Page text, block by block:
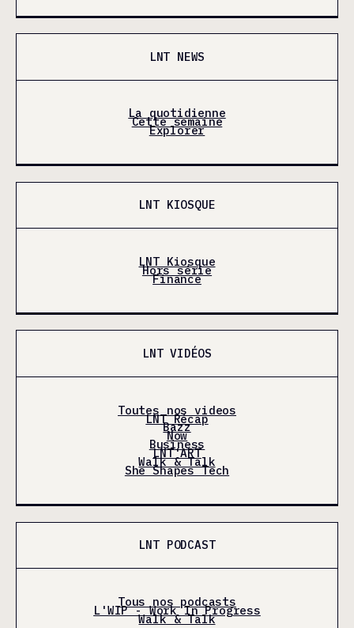
LNT NEWS
La quotidienne
Cette semaine
Explorer
LNT KIOSQUE
LNT Kiosque
Hors série
Finance
LNT VIDÉOS
Toutes nos videos
LNT Récap
Bazz
Now
Business
LNT'ART
Walk & Talk
She Shapes Tech
LNT PODCAST
Tous nos podcasts
L'WIP - Work In Progress
Walk & Talk